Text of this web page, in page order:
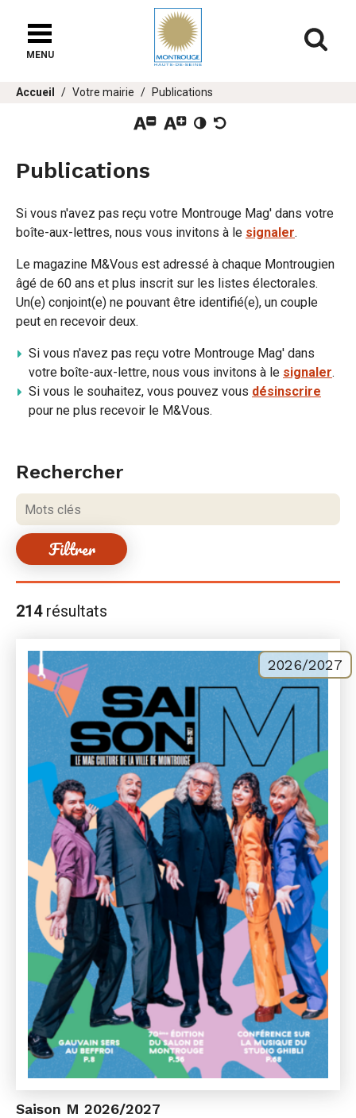
chat
MENU
Vous
Accueil Votre mairie Publications
Publications
Si vous n'avez pas reçu votre Montrouge Mag' dans votre
boîte-aux-lettres, nous vous invitons à le signaler.
Le magazine M&Vous est adressé à chaque Montrougien
âgé de 60 ans et plus inscrit sur les listes électorales.
Un(e) conjoint(e) ne pouvant être identifié(e), un couple
peut en recevoir deux.
Si vous n'avez pas reçu votre Montrouge Mag' dans
votre boîte-aux-lettre, nous vous invitons à le signaler.
Si vous le souhaitez, vous pouvez vous désinscrire
pour ne plus recevoir le M&Vous.
Rechercher
publication
Rechercher
Mots
clés
Résultats
recherche
214résultats
Saison M 2026/2027
2026/2027